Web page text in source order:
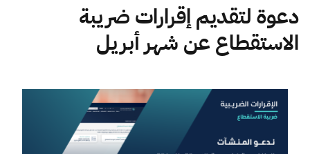
بحث بحث AI
اقتراحات
الزكاة الجمارك
ضريبة القيمة المضافة
الإقرار الضريبي
التصرفات العقارية
دعوة لتقديم إقرارات ضريبة
الاستقطاع عن شهر أبريل